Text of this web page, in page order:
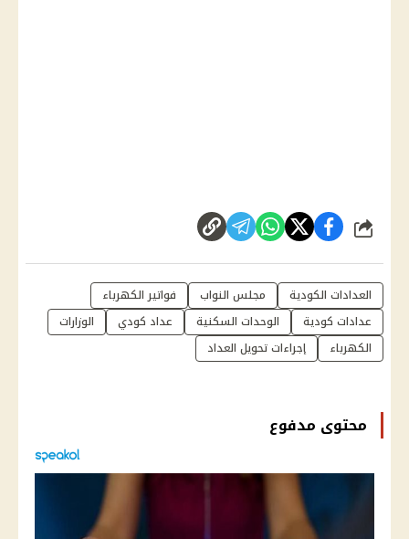
شارك
العدادات الكودية مجلس النواب
فواتير الكهرباء
عدادات كودية
الوحدات السكنية عداد كودي
الوزارات
الكهرباء
إجراءات تحويل العداد
محتوى مدفوع